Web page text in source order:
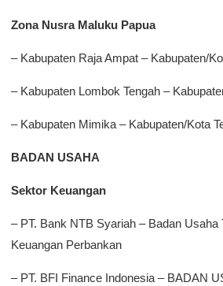
Zona Nusra Maluku Papua
– Kabupaten Raja Ampat – Kabupaten/
– Kabupaten Lombok Tengah –
– Kabupaten Mimika – Kabupaten/Kota
BADAN USAHA
Sektor Keuangan
– PT. Bank NTB Syariah – Badan Usaha
Keuangan Perbankan
– PT. BFI Finance Indonesia – BADAN